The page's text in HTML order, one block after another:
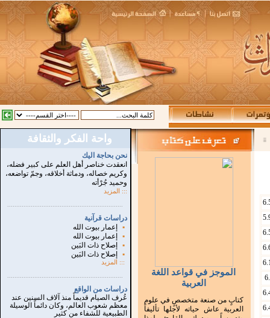
واحة الفكر والثقافة
نحن بحاجة اليك
انعقدت خناصر أهل العلم على كبير فضله،
وكريم خصاله، ودماثة أخلاقه، وجمّ تواضعه،
وحميد جُرْأته
::: المزيد
دراسات قرآنية
▪
إعمار بيوت الله
▪
إعمار بيوت الله
▪
إصلاح ذات البَين
▪
إصلاح ذات البَين
:::
المزيد
دراسات من الواقع
عُرف الصيام قديماً منذ آلاف السنين عند
معظم شعوب العالم، وكان دائماً الوسيلة
الطبيعية للشفاء من كثير
الموجز في قواعد اللغة
العربية
كتابٍ من صنعة متخصصٍ في علوم
العربية عاش حياته لأجلها تأليفاً